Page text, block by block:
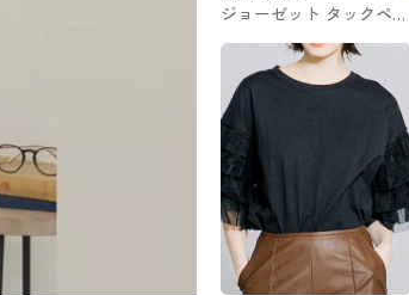
ジョーゼット タックペプ
ラムブラウス
NEWYORKER #ブラウス